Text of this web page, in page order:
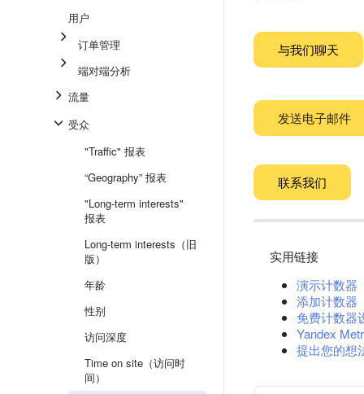
用户
订单管理
端对端分析
流量
受众
"Traffic" 报表
“Geography” 报表
"Long-term interests"
报表
Long-term interests（旧
版）
年龄
性别
访问深度
Time on site（访问时
间）
与我们聊天
发送电子邮件
联系我们
实用链接
演示计数器
添加计数器
免费计数器
Yandex
提出您的想